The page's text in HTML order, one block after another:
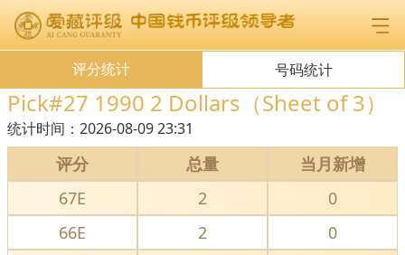
评分统计 号码统计
Pick#27 1990 2 Dollars（Sheet of 3）
统计时间： 2026-08-09 23:31
评分 总量
当月新增
67E
2
0
66E
2
0